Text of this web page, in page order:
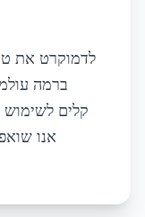
לדמוקרט את
קלים לשימוש
אנו